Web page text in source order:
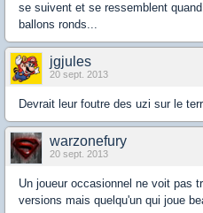
se suivent et se ressemblent
ballons ronds...
jgjules
20 sept. 2013
Devrait leur foutre des uzi sur le
warzonefury
20 sept. 2013
Un joueur occasionnel ne voit pas
versions mais quelqu'un qui joue